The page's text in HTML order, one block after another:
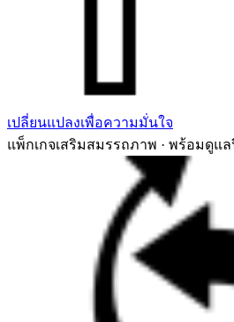
เปลี่ยนแปลงเพื่อความมั่นใจ
แพ็กเกจเสริมสมรรถภาพ · พร้อมดูแ